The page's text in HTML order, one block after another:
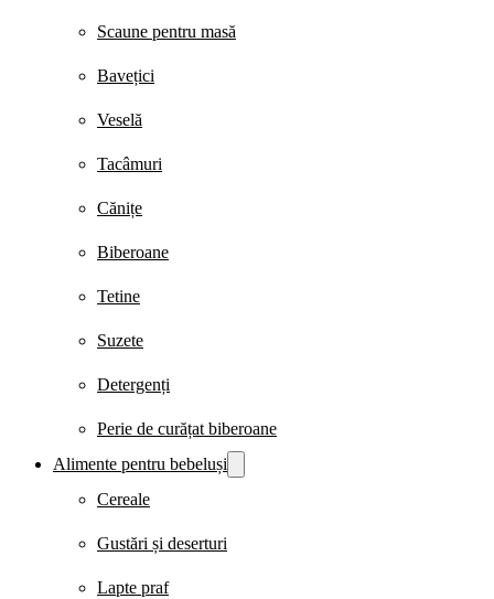
Scaune pentru masă
Bavețici
Veselă
Tacâmuri
Cănițe
Biberoane
Tetine
Suzete
Detergenți
Perie de curățat biberoane
Alimente pentru bebeluși
Cereale
Gustări și deserturi
Lapte praf